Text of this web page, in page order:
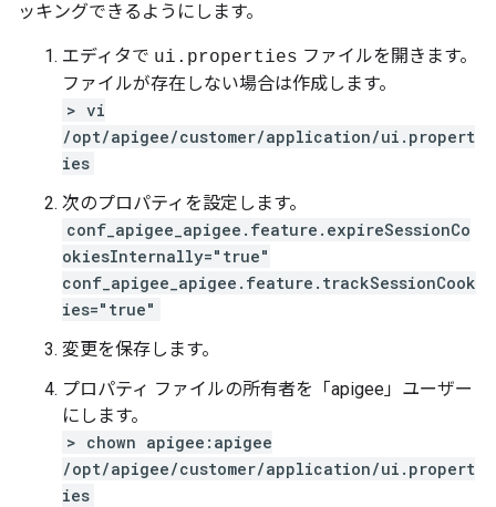
ッキングできるようにします。
エディタで ui.properties ファイルを開きます。
ファイルが存在しない場合は作成します。
> vi
/opt/apigee/customer/application/ui.propert
ies
次のプロパティを設定します。
conf_apigee_apigee.feature.expireSessionCo
okiesInternally="true"
conf_apigee_apigee.feature.trackSessionCook
ies="true"
変更を保存します。
プロパティ ファイルの所有者を「apigee」ユーザー
にします。
> chown apigee:apigee
/opt/apigee/customer/application/ui.propert
ies